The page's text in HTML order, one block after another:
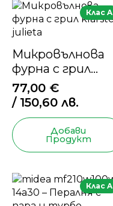
Клас A
Микровълнова
фурна с грил
Klarstein Julieta
77,00 €
/ 150,60 лв.
Добави
Продукт
Клас A